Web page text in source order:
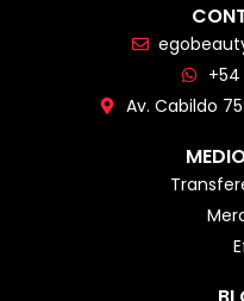
+54
Av. Cabildo